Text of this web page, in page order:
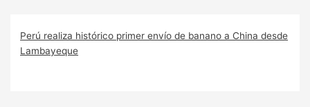
Perú realiza histórico primer envío de banano a China desde
Lambayeque